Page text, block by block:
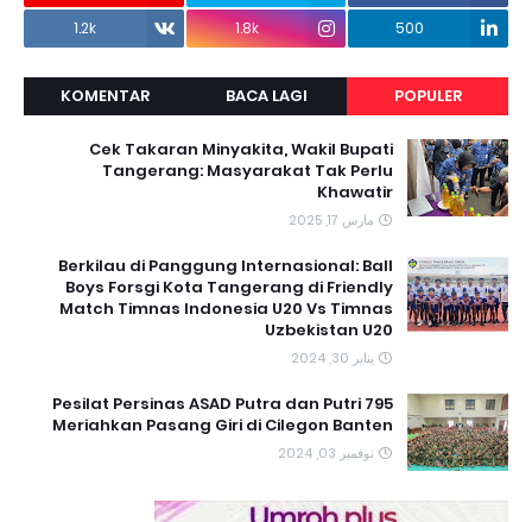
500
1.8k
1.2k
POPULER
BACA LAGI
KOMENTAR
Cek Takaran Minyakita, Wakil Bupati
Tangerang: Masyarakat Tak Perlu
Khawatir
مارس 17, 2025
Berkilau di Panggung Internasional: Ball
Boys Forsgi Kota Tangerang di Friendly
Match Timnas Indonesia U20 Vs Timnas
Uzbekistan U20
يناير 30, 2024
795 Pesilat Persinas ASAD Putra dan Putri
Meriahkan Pasang Giri di Cilegon Banten
نوفمبر 03, 2024